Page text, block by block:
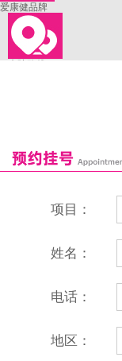
爱康健品牌
恒乐口腔诊所
富港口腔诊所
项目：
姓名：
电话：
地区：